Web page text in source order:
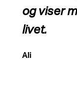
og viser
livet.
Ali